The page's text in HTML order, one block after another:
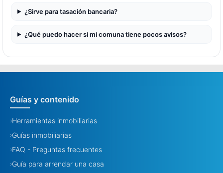
¿Sirve para tasación bancaria?
¿Qué puedo hacer si mi comuna tiene pocos avisos?
Guías y contenido
›Herramientas inmobiliarias
›Guías inmobiliarias
›FAQ - Preguntas frecuentes
›Guía para arrendar una casa